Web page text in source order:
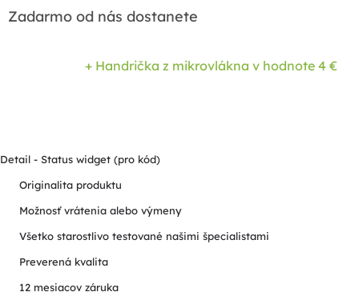
Zadarmo od nás dostanete
+ Handrička z mikrovlákna v hodnote 4 €
Detail - Status widget (pro kód)
Originalita produktu
Možnosť vrátenia alebo výmeny
Všetko starostlivo testované našimi špecialistami
Preverená kvalita
12 mesiacov záruka